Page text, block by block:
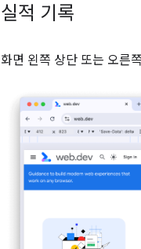
실적 기록
화면 왼쪽 상단 또는 오른